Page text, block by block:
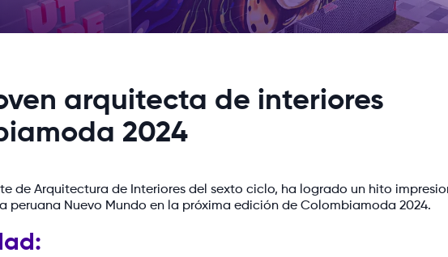
arquitecta de interiores
2024
de Arquitectura de Interiores del sexto ciclo, ha logrado un hito
peruana Nuevo Mundo en la próxima edición de Colombiamoda 2024.